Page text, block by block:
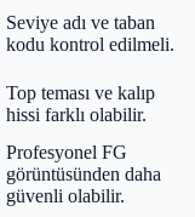
Seviye adı ve taban
kodu kontrol edilmeli.
Top teması ve kalıp
hissi farklı olabilir.
Profesyonel FG
görüntüsünden daha
güvenli olabilir.